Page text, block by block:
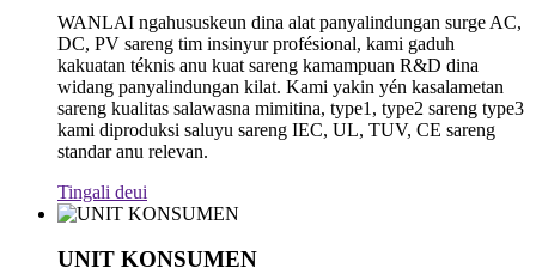
WANLAI ngahususkeun dina alat panyalindungan surge AC,
DC, PV sareng tim insinyur profésional, kami gaduh
kakuatan téknis anu kuat sareng kamampuan R&D dina
widang panyalindungan kilat. Kami yakin yén kasalametan
sareng kualitas salawasna mimitina, type1, type2 sareng type3
kami diproduksi saluyu sareng IEC, UL, TUV, CE sareng
standar anu relevan.
Tingali deui
UNIT KONSUMEN